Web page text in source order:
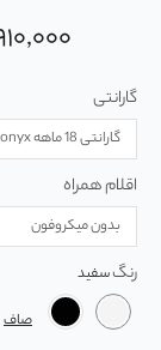
گارانتی
اقلام همراه
رنگ
صاف